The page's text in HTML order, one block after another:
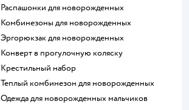
Распашонки для новорожденных
Комбинезоны для новорожденных
Эргорюкзак для новорожденных
Конверт в прогулочную коляску
Крестильный набор
Теплый комбинезон для новорожденных
Одежда для новорожденных мальчиков